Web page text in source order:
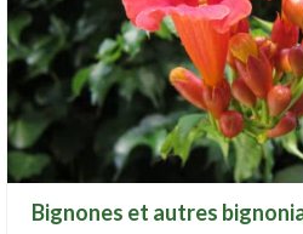
Bignones et autres